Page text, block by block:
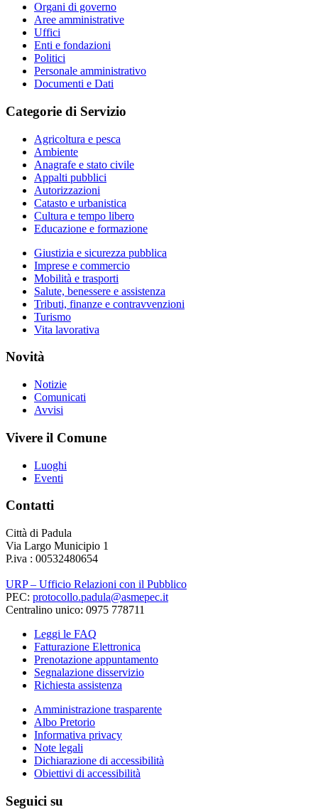
Organi di governo
Aree amministrative
Uffici
Enti e fondazioni
Politici
Personale amministrativo
Documenti e Dati
Categorie di Servizio
Agricoltura e pesca
Ambiente
Anagrafe e stato civile
Appalti pubblici
Autorizzazioni
Catasto e urbanistica
Cultura e tempo libero
Educazione e formazione
Giustizia e sicurezza pubblica
Imprese e commercio
Mobilità e trasporti
Salute, benessere e assistenza
Tributi, finanze e contravvenzioni
Turismo
Vita lavorativa
Novità
Notizie
Comunicati
Avvisi
Vivere il Comune
Luoghi
Eventi
Contatti
Città di Padula
Via Largo Municipio 1
P.iva : 00532480654
URP – Ufficio Relazioni con il Pubblico
PEC: protocollo.padula@asmepec.it
Centralino unico: 0975 778711
Leggi le FAQ
Fatturazione Elettronica
Prenotazione appuntamento
Segnalazione disservizio
Richiesta assistenza
Amministrazione trasparente
Albo Pretorio
Informativa privacy
Note legali
Dichiarazione di accessibilità
Obiettivi di accessibilità
Seguici su